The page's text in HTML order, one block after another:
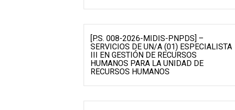
[P.S. 008-2026-MIDIS-PNPDS] –
SERVICIOS DE UN/A (01) ESPECIALISTA
III EN GESTIÓN DE RECURSOS
HUMANOS PARA LA UNIDAD DE
RECURSOS HUMANOS